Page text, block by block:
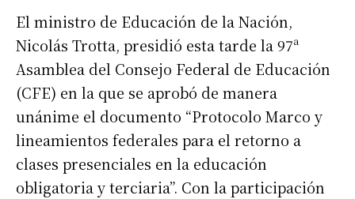
El ministro de Educación de la Nación,
Nicolás Trotta, presidió esta tarde la 97ª
Asamblea del Consejo Federal de Educación
(CFE) en la que se aprobó de manera
unánime el documento “Protocolo Marco y
lineamientos federales para el retorno a
clases presenciales en la educación
obligatoria y terciaria”. Con la participación